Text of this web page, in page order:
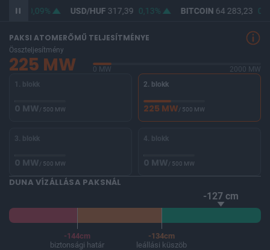
0,09% USD/HUF 317,39 0,13% BITCOIN 64 283,23
PAKSI ATOMERŐMŰ TELJESÍTMÉNYE
Összteljesítmény
225 MW 0 MW
2000 MW
1. blokk
0 MW/ 500 MW
2. blokk
225 MW/ 500 MW
3. blokk
0 MW/ 500 MW
4. blokk
0 MW/ 500 MW
DUNA VÍZÁLLÁSA PAKSNÁL
-127 cm
-144cm
biztonsági határ
-134cm
leállási küszöb